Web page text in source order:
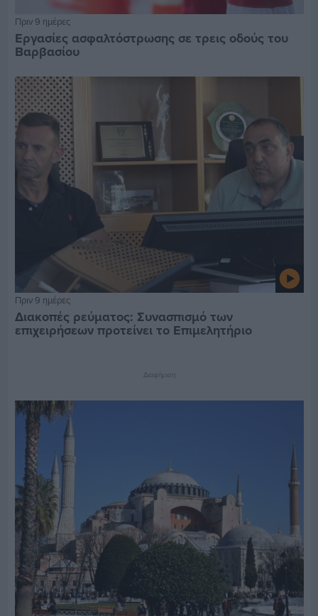
Πριν 9 ημέρες
Εργασίες ασφαλτόστρωσης σε τρεις οδούς του
Βαρβασίου
Πριν 9 ημέρες
Διακοπές ρεύματος: Συνασπισμό των
επιχειρήσεων προτείνει το Επιμελητήριο
Διαφήμιση